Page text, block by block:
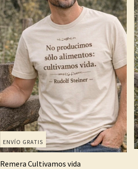
ENVÍO GRATIS
Remera Cultivamos vida